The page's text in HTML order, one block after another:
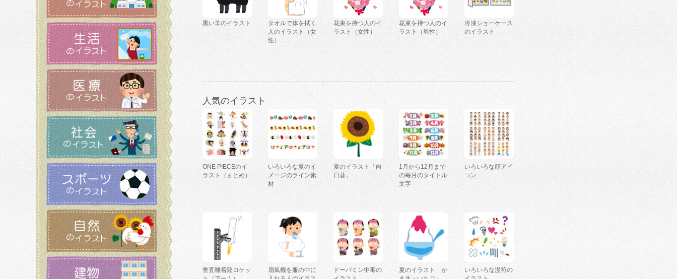
黒い羊のイラスト
タオルで体を拭く
人のイラスト（女
性）
花束を持つ人のイ
ラスト（女性）
花束を持つ人のイ
ラスト（男性）
冷凍ショーケース
のイラスト
人気のイラスト
ONE PIECEのイ
ラスト（まとめ）
いろいろな夏のイ
メージのライン素
材
夏のイラスト「向
日葵」
1月から12月まで
の毎月のタイトル
文字
いろいろな顔アイ
コン
垂直離着陸ロケッ
扇風機を服の中に
ドーパミン中毒の
夏のイラスト「か
いろいろな漫符の